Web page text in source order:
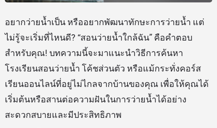
อยากว่ายน้ำเป็น หรืออยากพัฒนาทักษะการว่ายน้ำ แต่
ไม่รู้จะเริ่มที่ไหนดี? “สอนว่ายน้ำใกล้ฉัน” คือคำตอบ
สำหรับคุณ! บทความนี้จะมาแนะนำวิธีการค้นหา
โรงเรียนสอนว่ายน้ำ โค้ชส่วนตัว หรือแม้กระทั่งคอร์ส
เรียนออนไลน์ที่อยู่ไม่ไกลจากบ้านของคุณ เพื่อให้คุณได้
เริ่มต้นหรือสานต่อความฝันในการว่ายน้ำได้อย่าง
สะดวกสบายและมีประสิทธิภาพ